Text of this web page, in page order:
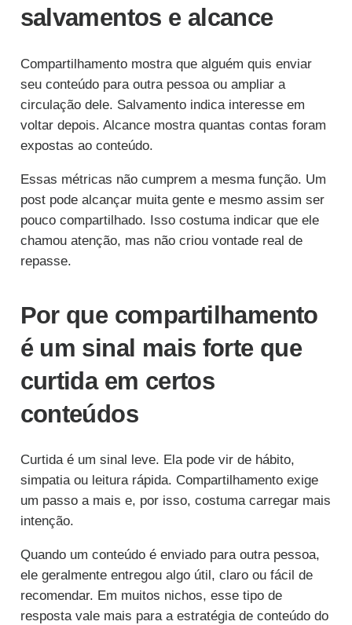
salvamentos e alcance
Compartilhamento mostra que alguém quis enviar
seu conteúdo para outra pessoa ou ampliar a
circulação dele. Salvamento indica interesse em
voltar depois. Alcance mostra quantas contas foram
expostas ao conteúdo.
Essas métricas não cumprem a mesma função. Um
post pode alcançar muita gente e mesmo assim ser
pouco compartilhado. Isso costuma indicar que ele
chamou atenção, mas não criou vontade real de
repasse.
Por que compartilhamento
é um sinal mais forte que
curtida em certos
conteúdos
Curtida é um sinal leve. Ela pode vir de hábito,
simpatia ou leitura rápida. Compartilhamento exige
um passo a mais e, por isso, costuma carregar mais
intenção.
Quando um conteúdo é enviado para outra pessoa,
ele geralmente entregou algo útil, claro ou fácil de
recomendar. Em muitos nichos, esse tipo de
resposta vale mais para a estratégia de conteúdo do